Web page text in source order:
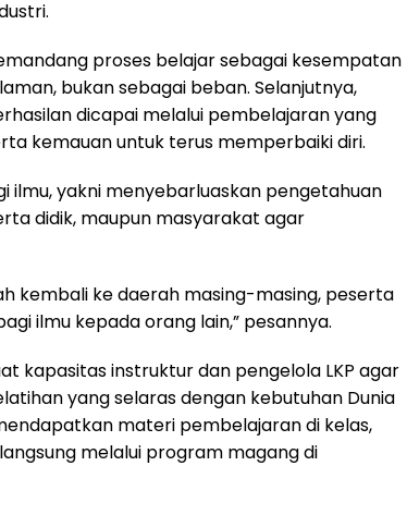
proses belajar sebagai kesempatan
bukan sebagai beban. Selanjutnya,
dicapai melalui pembelajaran yang
kemauan untuk terus memperbaiki diri.
ilmu, yakni menyebarluaskan pengetahuan
didik, maupun masyarakat agar
kembali ke daerah masing-masing, peserta
ilmu kepada orang lain,” pesannya.
kapasitas instruktur dan pengelola LKP agar
yang selaras dengan kebutuhan Dunia
materi pembelajaran di kelas,
melalui program magang di